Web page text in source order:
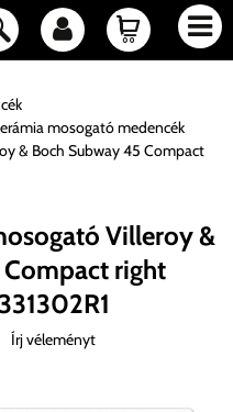
mosogató medencék
& Boch Subway 45 Compact
Villeroy &
right
Írj véleményt